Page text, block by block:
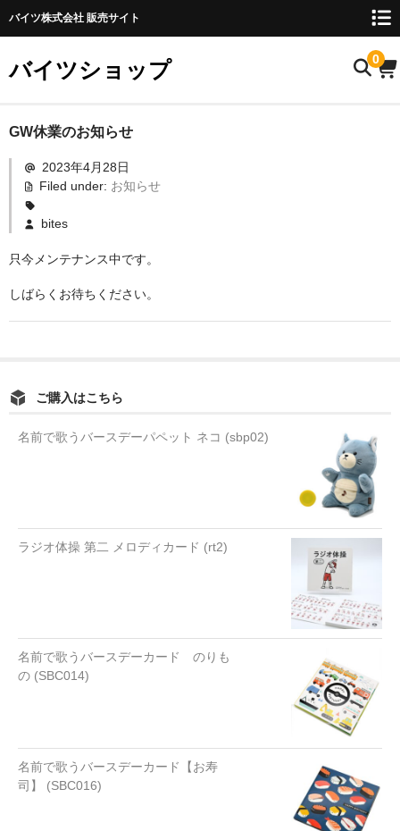
バイツ株式会社 販売サイト
バイツショップ 0
ホーム
商品について
お名前検索
お問い合わせ
GW休業のお知らせ
2023年4月28日
Filed under: お知らせ
bites
只今メンテナンス中です。
しばらくお待ちください。
ご購入はこちら
名前で歌うバースデーパペット ネコ (sbp02)
ラジオ体操 第二 メロディカード (rt2)
名前で歌うバースデーカード のりも
の (SBC014)
名前で歌うバースデーカード【お寿
司】 (SBC016)